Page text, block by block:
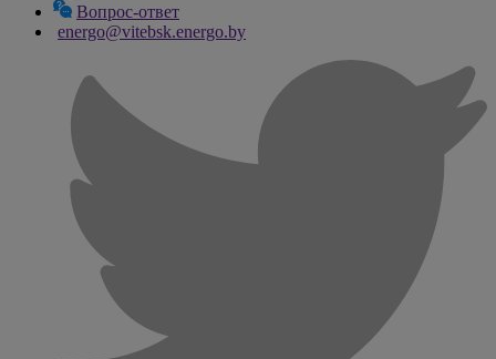
Вопрос-ответ
energo@vitebsk.energo.by